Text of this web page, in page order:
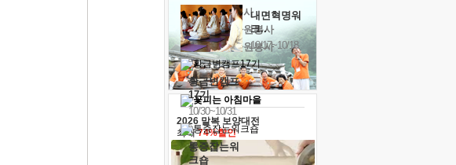
내면혁명워
크..
10/17~10/18
황금변캠프
17기
10/30~10/31
통증잡는워
크숍
· 청년 자원봉사
· 금빛청년 자원봉사
· 음식연구 자원봉사
2026 말복 보양대전
최대74%할인